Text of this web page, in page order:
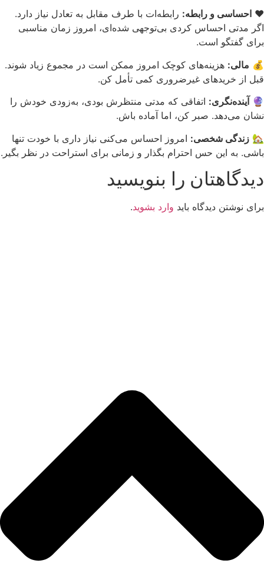
❤️ احساسی و رابطه: رابطه‌ات با طرف مقابل به تعادل نیاز دارد.
اگر مدتی احساس کردی بی‌توجهی شده‌ای، امروز زمان مناسبی
برای گفتگو است.
💰 مالی: هزینه‌های کوچک امروز ممکن است در مجموع زیاد شوند.
قبل از خریدهای غیرضروری کمی تأمل کن.
🔮 آینده‌نگری: اتفاقی که مدتی منتظرش بودی، به‌زودی خودش را
نشان می‌دهد. صبر کن، اما آماده باش.
🏡 زندگی شخصی: امروز احساس می‌کنی نیاز داری با خودت تنها
باشی. به این حس احترام بگذار و زمانی برای استراحت در نظر بگیر.
دیدگاهتان را بنویسید
برای نوشتن دیدگاه باید وارد بشوید.